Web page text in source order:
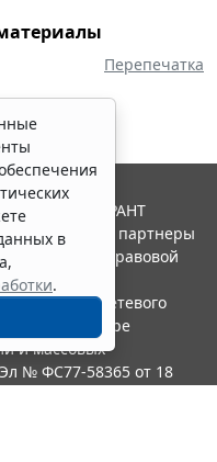
Перепечатка
в
.
Система ГАРАНТ
"Гарант" и ее партнеры
ассоциации правовой
в качестве сетевого
надзору в сфере
и массовых
№ ФС77-58365 от 18